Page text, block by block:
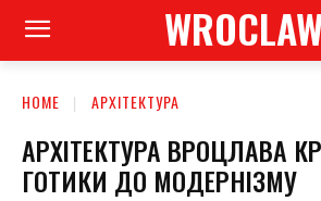
HOME АРХІТЕКТУРА
АРХІТЕКТУРА ВРОЦЛАВА
ГОТИКИ ДО МОДЕРНІЗМУ